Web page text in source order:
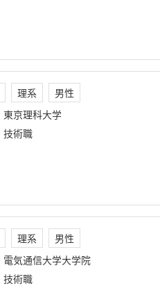
理系
男性
東京理科大学
技術職
理系
男性
電気通信大学大学院
技術職